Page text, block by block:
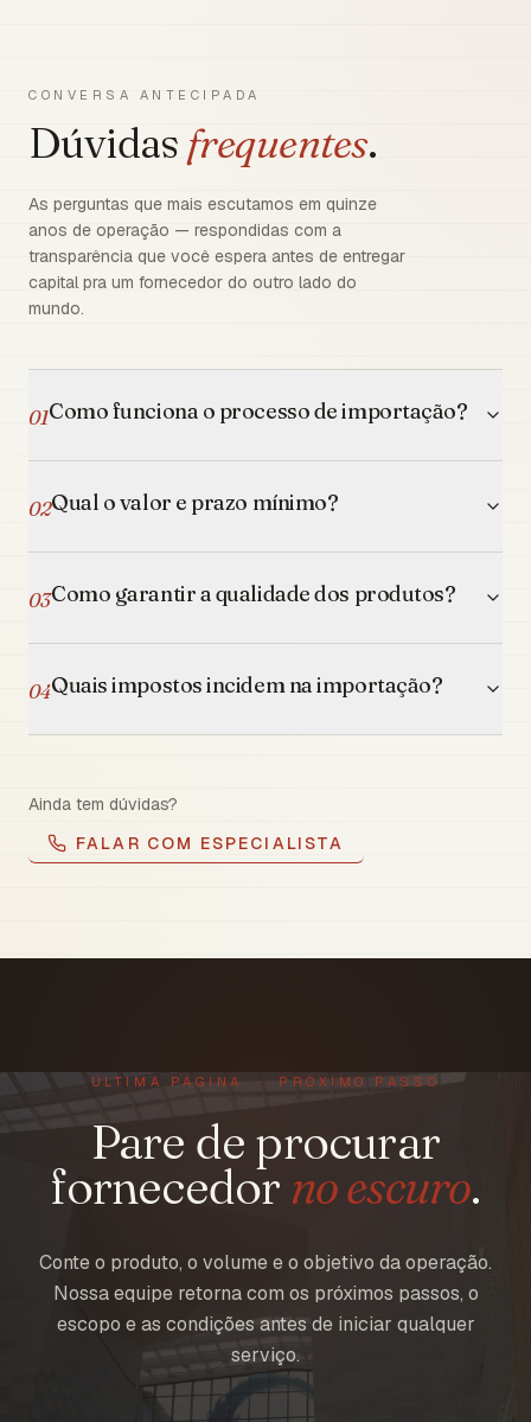
CONVERSA ANTECIPADA
Dúvidas frequentes.
As perguntas que mais escutamos em quinze
anos de operação — respondidas com a
transparência que você espera antes de entregar
capital pra um fornecedor do outro lado do
mundo.
01Como funciona o processo de importação?
02Qual o valor e prazo mínimo?
03Como garantir a qualidade dos produtos?
04Quais impostos incidem na importação?
Ainda tem dúvidas?
FALAR COM ESPECIALISTA
ÚLTIMA PÁGINA · PRÓXIMO PASSO
Pare de procurar
fornecedor no escuro.
Conte o produto, o volume e o objetivo da operação.
Nossa equipe retorna com os próximos passos, o
escopo e as condições antes de iniciar qualquer
serviço.